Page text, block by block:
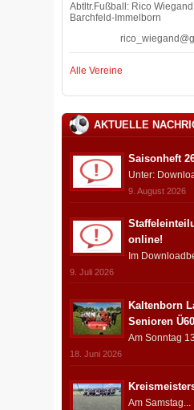
Abtltr.Fußball: Rico
Barchfeld-Immelborn
Alle Vereine
AKTUELLE
Saisonheft
Unter:
9. August 2026
online!
Im
9. Juli 2026
Kaltenborn
Senioren Ü60
Am Sonntag
18. Juni 2026
Am Samstag...